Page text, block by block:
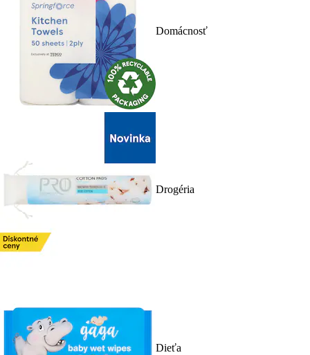
Domácnosť
Drogéria
Dieťa